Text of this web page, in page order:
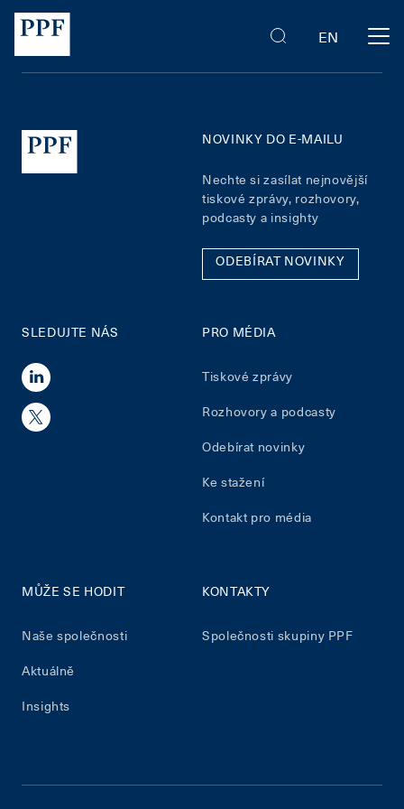
EN
NOVINKY DO E-MAILU
Nechte si zasílat nejnovější
tiskové zprávy, rozhovory,
podcasty a insighty
ODEBÍRAT NOVINKY
SLEDUJTE NÁS PRO MÉDIA
Tiskové zprávy
Rozhovory a podcasty
Odebírat novinky
Ke stažení
Kontakt pro média
MŮŽE SE HODIT
Naše společnosti
Aktuálně
Insights
KONTAKTY
Společnosti skupiny PPF